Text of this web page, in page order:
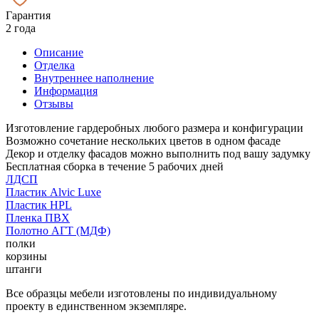
Гарантия
2 года
Описание
Отделка
Внутреннее наполнение
Информация
Отзывы
Изготовление гардеробных любого размера и конфигурации
Возможно сочетание нескольких цветов в одном фасаде
Декор и отделку фасадов можно выполнить под вашу задумку
Бесплатная сборка в течение 5 рабочих дней
ЛДСП
Пластик Alvic Luxe
Пластик HPL
Пленка ПВХ
Полотно АГТ (МДФ)
полки
корзины
штанги
Все образцы мебели изготовлены по индивидуальному
проекту в единственном экземпляре.